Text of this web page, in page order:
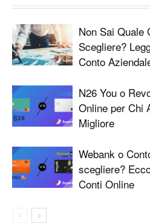
Non Sai Quale
Scegliere?
Conto
N26 You o
Online per Chi
Migliore
Webank o
scegliere?
Conti Online